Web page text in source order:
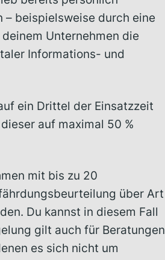
– beispielsweise durch eine
Unternehmen die
Informations- und
ein Drittel der Einsatzzeit
auf maximal 50 %
mit bis zu 20
über Art
Du kannst in diesem Fall
gilt auch für Beratungen
es sich nicht um